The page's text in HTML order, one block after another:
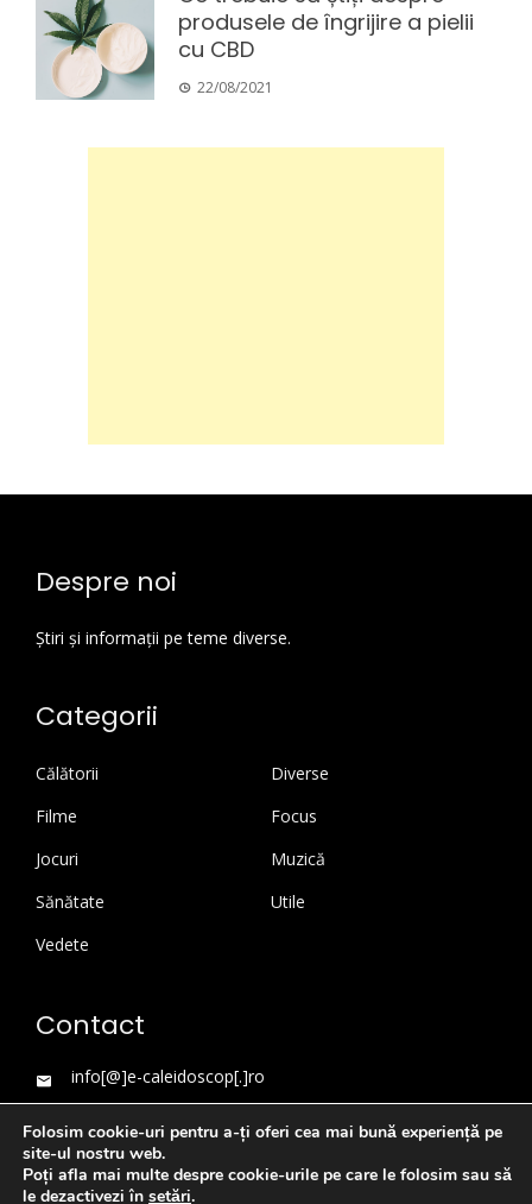
produsele de îngrijire a pielii
cu CBD
22/08/2021
Despre noi
Știri și informații pe teme diverse.
Categorii
Călătorii
Diverse
Filme
Focus
Jocuri
Muzică
Sănătate
Utile
Vedete
Contact
info[@]e-caleidoscop[.]ro
Folosim cookie-uri pentru a-ți oferi cea mai bună experiență pe
site-ul nostru web.
Poți afla mai multe despre cookie-urile pe care le folosim sau să
le dezactivezi în setări.